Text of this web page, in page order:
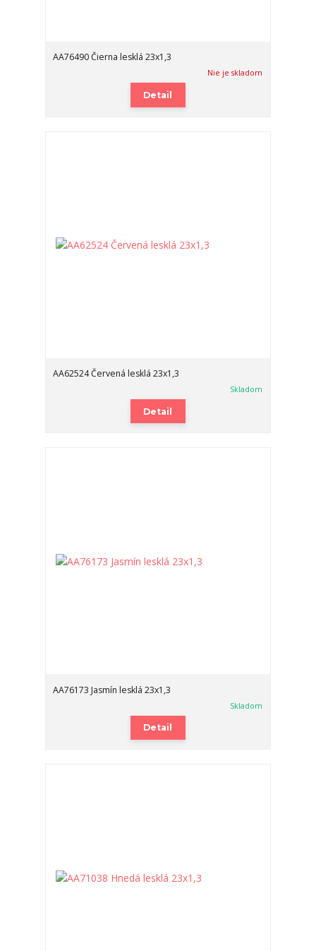
AA76490 Čierna lesklá 23x1,3
Nie je skladom
Detail
AA62524 Červená lesklá 23x1,3
Skladom
Detail
AA76173 Jasmín lesklá 23x1,3
Skladom
Detail